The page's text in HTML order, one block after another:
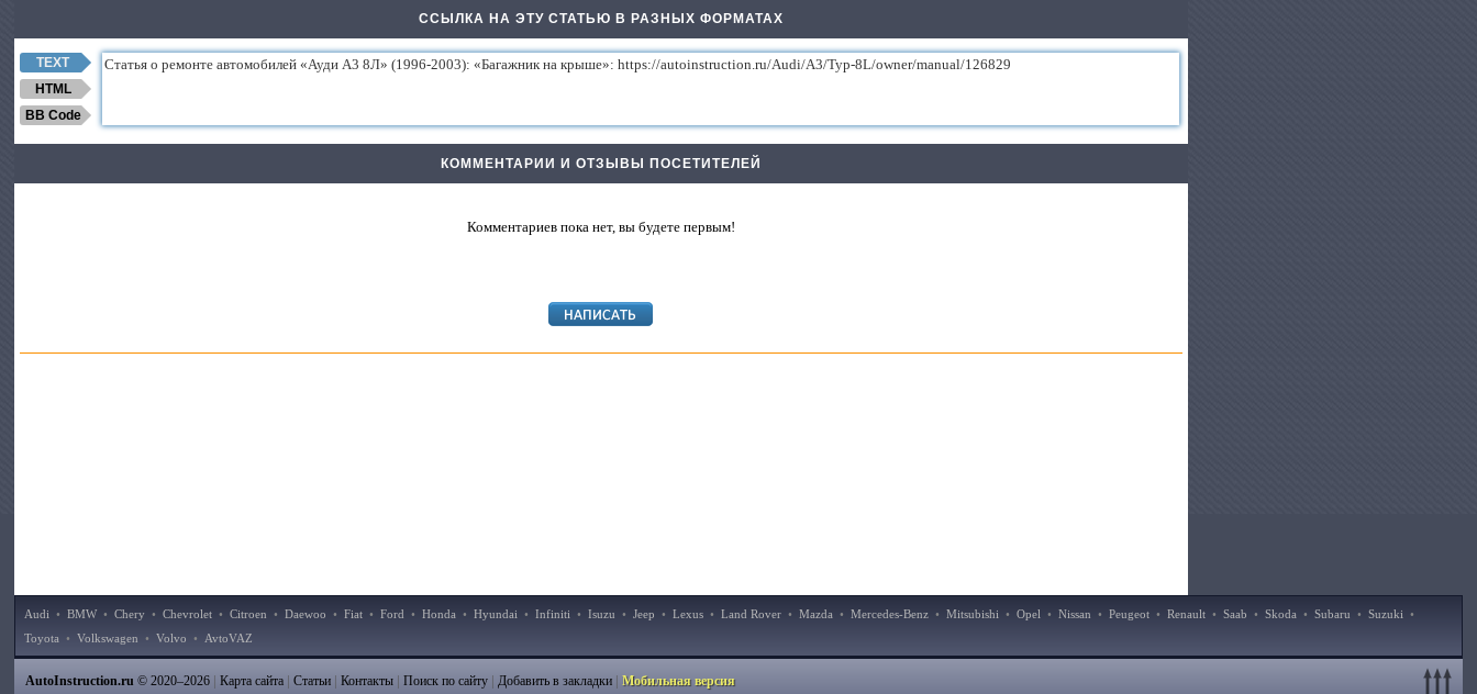
ССЫЛКА НА ЭТУ СТАТЬЮ В РАЗНЫХ ФОРМАТАХ
TEXT
HTML
BB Code
КОММЕНТАРИИ И ОТЗЫВЫ ПОСЕТИТЕЛЕЙ
Комментариев пока нет, вы будете первым!
Audi • BMW • Chery • Chevrolet • Citroen • Daewoo • Fiat • Ford • Honda • Hyundai • Infiniti • Isuzu • Jeep • Lexus • Land Rover • Mazda • Mercedes-Benz • Mitsubishi • Opel • Nissan • Peugeot • Renault • Saab • Skoda • Subaru • Suzuki •
Toyota • Volkswagen • Volvo • AvtoVAZ
AutoInstruction.ru © 2020–2026 |Карта сайта |Статьи |Контакты |Поиск по сайту |Добавить в закладки |Мобильная версия